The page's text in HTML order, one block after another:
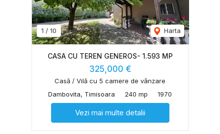
1 / 10 Harta
CASA CU TEREN GENEROS- 1.593 MP
325,000 €
Casă / Vilă cu 5 camere de vânzare
Dambovita, Timisoara
240 mp 1970
Vezi mai multe detalii